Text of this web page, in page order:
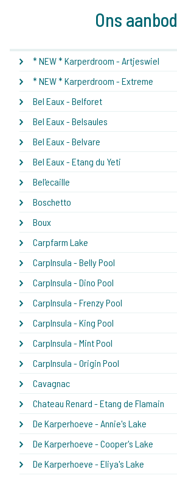
Ons aanbod
* NEW * Karperdroom - Artjeswiel
* NEW * Karperdroom - Extreme
Bel Eaux - Belforet
Bel Eaux - Belsaules
Bel Eaux - Belvare
Bel Eaux - Etang du Yeti
Bel'ecaille
Boschetto
Boux
Carpfarm Lake
CarpInsula - Belly Pool
CarpInsula - Dino Pool
CarpInsula - Frenzy Pool
CarpInsula - King Pool
CarpInsula - Mint Pool
CarpInsula - Origin Pool
Cavagnac
Chateau Renard - Etang de Flamain
De Karperhoeve - Annie's Lake
De Karperhoeve - Cooper's Lake
De Karperhoeve - Eliya's Lake